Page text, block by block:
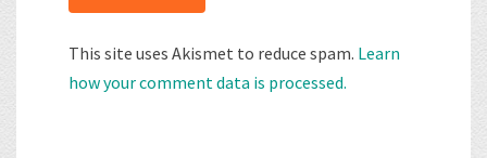
This site uses Akismet to reduce spam. Learn
how your comment data is processed.